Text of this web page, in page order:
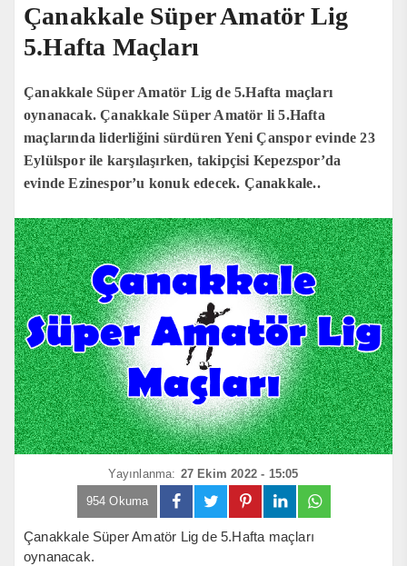
Çanakkale Süper Amatör Lig
5.Hafta Maçları
Çanakkale Süper Amatör Lig de 5.Hafta maçları
oynanacak. Çanakkale Süper Amatör li 5.Hafta
maçlarında liderliğini sürdüren Yeni Çanspor evinde 23
Eylülspor ile karşılaşırken, takipçisi Kepezspor’da
evinde Ezinespor’u konuk edecek. Çanakkale..
Yayınlanma: 27 Ekim 2022 - 15:05
954 Okuma
Çanakkale Süper Amatör Lig de 5.Hafta maçları
oynanacak.